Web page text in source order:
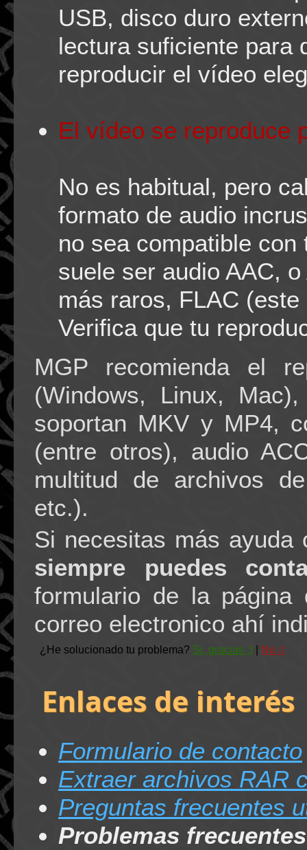
USB, disco duro
lectura suficiente para
reproducir el vídeo
El vídeo se reproduce
No es habitual, pero
formato de audio
no sea compatible
suele ser audio AAC, o
más raros, FLAC
Verifica que tu
MGP recomienda el
(Windows, Linux,
soportan MKV y MP4,
(entre otros), audio
multitud de archivos
etc.).
Si necesitas más ayuda
siempre puedes
formulario de la
correo electronico ahí
Enlaces de interés
Formulario de contacto
Extraer archivos RAR
Preguntas frecuentes
Problemas